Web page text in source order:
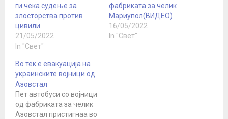
ги чека судење за
злосторства против
цивили
21/05/2022
In "Свет"
фабриката за челик
Мариупол(ВИДЕО)
16/05/2022
In "Свет"
Во тек е евакуација на
украинските војници од
Азовстал
Пет автобуси со војници
од фабриката за челик
Азовстал пристигнаа во